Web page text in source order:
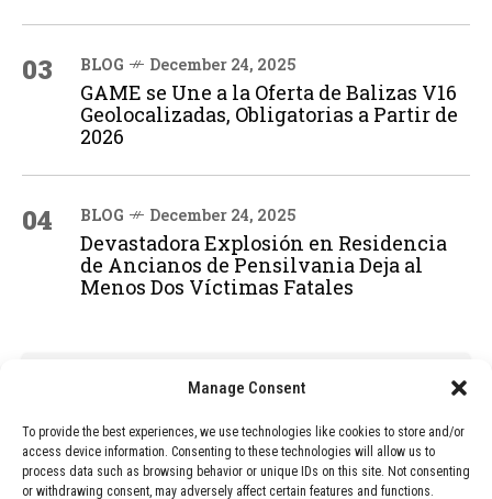
Manage Consent
To provide the best experiences, we use technologies like cookies to store and/or
access device information. Consenting to these technologies will allow us to
process data such as browsing behavior or unique IDs on this site. Not consenting
or withdrawing consent, may adversely affect certain features and functions.
03 BLOG December 24, 2025
GAME se Une a la Oferta de Balizas V16
Geolocalizadas, Obligatorias a Partir de
2026
04 BLOG December 24, 2025
Devastadora Explosión en Residencia
de Ancianos de Pensilvania Deja al
Menos Dos Víctimas Fatales